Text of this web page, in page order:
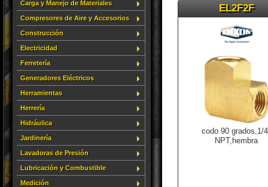
Carga y Manejo de Materiales
Compresores de Aire y Accesorios
Construcción
Electricidad
Ferretería
Generadores Eléctricos
Herramientas
Herrería
Hidráulica
Jardinería
Lavadoras de Presión
Lubricación y Combustible
Medición
EL2F2F
codo 90 grados,1/
NPT,hembra